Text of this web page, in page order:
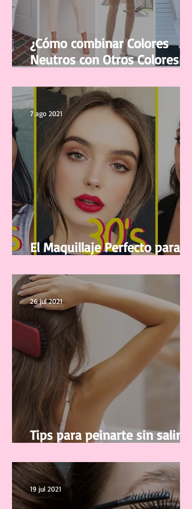
¿Cómo combinar Colores
Neutros con Otros Colores en
El Maquillaje Perfecto para tu
7 ago 2021
Tips para peinarte sin salir de
26 jul 2021
19 jul 2021